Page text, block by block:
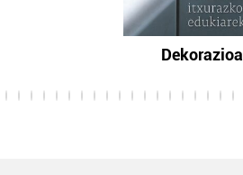
Dekorazioa